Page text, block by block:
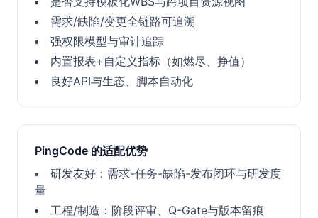
需求/缺陷/变更全链路可追溯
强权限模型与审计追踪
内置报表+自定义指标（如燃尽、挣值）
良好API与生态、脚本自动化
PingCode 的适配优势
研发友好：需求-任务-缺陷-发布闭环与研发度
量
工程/制造：阶段评审、Q-Gate与版本留痕